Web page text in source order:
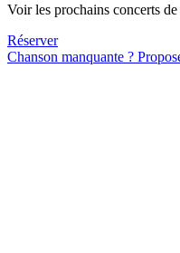
Voir les prochains concerts
Réserver
Chanson manquante ?